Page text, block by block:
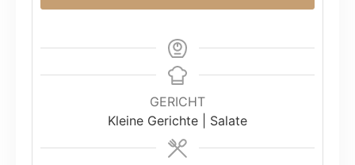
GERICHT
Kleine Gerichte | Salate